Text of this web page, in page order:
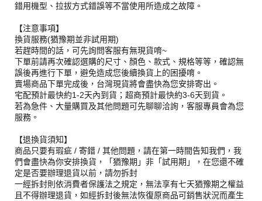
錯用機型、拉拔方式錯誤等不當使用所造成之故障。
【注意事項】
換貨服務(猶豫期並非試用期)
若趕時間的話，可先詢問客服有無現貨唷~
下單前請再次確認選購的尺寸、顏色、款式、規格等等，確認無
誤後再進行下單，避免造成您後續換貨上的困擾唷。
賣場商品下單完成後，台灣現貨將會盡快為您安排寄出。
宅配預計最快約1-2天內到貨；超商預計最快約3-6天到貨。
若為急件、大量購買及其他問題可先聊聊洽詢，客服專員會為您
服務。
【退換貨須知】
商品只要有瑕疵 / 寄錯 / 其他問題，請在第一時間告知我們，我
們會盡快為你安排換貨，「猶豫期」非「試用期」，在您還不確
定是否要辦理退貨以前，請勿拆封
一經拆封則依消費者保護法之規定，無法享有七天猶豫期之權益
且不得辦理退貨，如經拆封後無法恢復原商品可銷售狀況而產生